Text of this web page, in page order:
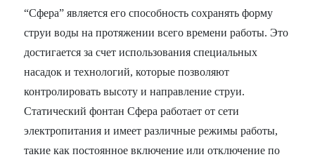
“Сфера” является его способность сохранять форму
струи воды на протяжении всего времени работы. Это
достигается за счет использования специальных
насадок и технологий, которые позволяют
контролировать высоту и направление струи.
Статический фонтан Сфера работает от сети
электропитания и имеет различные режимы работы,
такие как постоянное включение или отключение по